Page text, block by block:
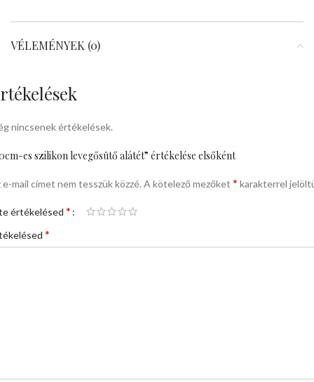
VÉLEMÉNYEK (0)
nincsenek értékelések.
es szilikon levegősütő alátét” értékelése elsőként
e-mail címet nem tesszük közzé.A kötelező mezőket * karakterrel
értékelésed *
*